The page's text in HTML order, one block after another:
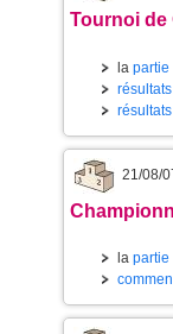
Tournoi de
la partie
résultats
21/08/
la partie